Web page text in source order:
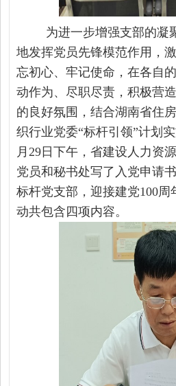
为进一步增强支部的凝
地发挥党员先锋模范作用，
忘初心、牢记使命，在各自
动作为、尽职尽责，积极营
的良好氛围 ，结合湖南省住
织行业党委“标杆引领”计划
月29日下午，省建设人力资
党员和秘书处写了入党申请
标杆党支部，迎接建党100周
动共包含四项内容。